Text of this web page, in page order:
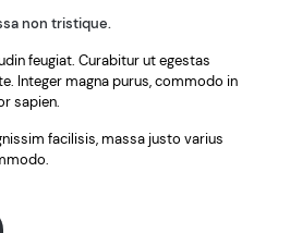
non tristique.
feugiat. Curabitur ut egestas
Integer magna purus, commodo in
sapien.
facilisis, massa justo varius